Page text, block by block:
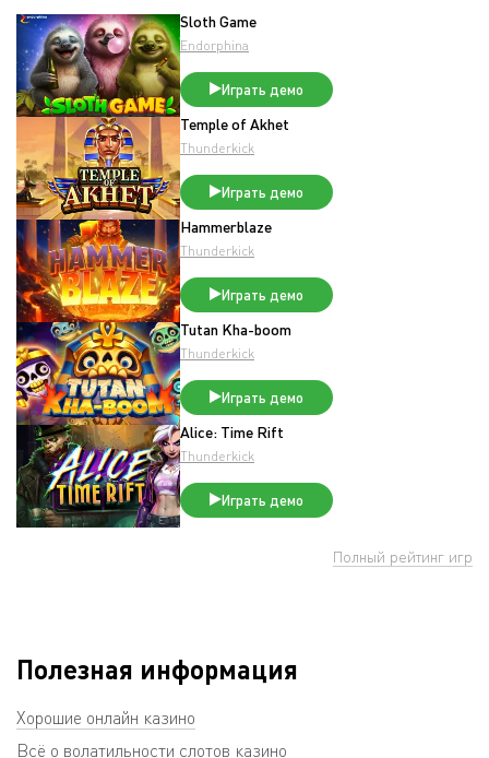
Sloth Game
Endorphina
Играть демо
Temple of Akhet
Thunderkick
Играть демо
Hammerblaze
Thunderkick
Играть демо
Tutan Kha-boom
Thunderkick
Играть демо
Alice: Time Rift
Thunderkick
Играть демо
Полный рейтинг игр
Полезная информация
Хорошие онлайн казино
Всё о волатильности слотов казино